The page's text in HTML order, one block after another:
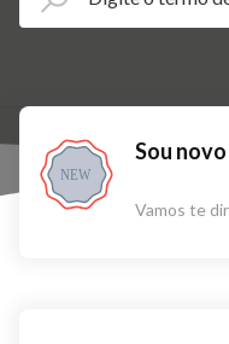
NEW
Sou
Vamos te